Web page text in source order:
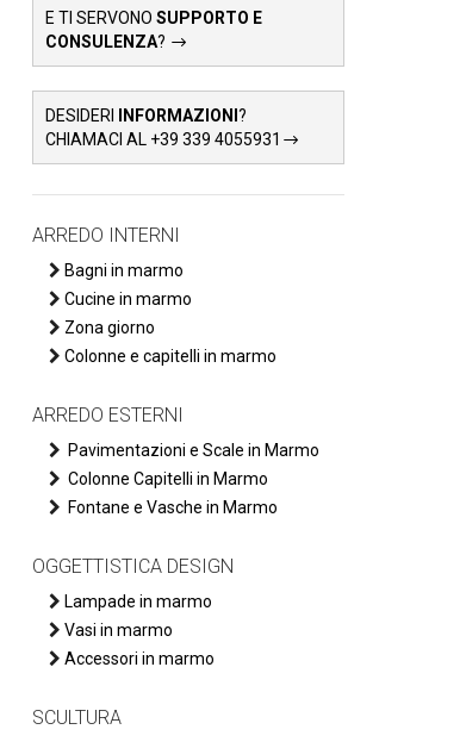
E TI SERVONO SUPPORTO E
CONSULENZA?
DESIDERI INFORMAZIONI ?
CHIAMACI AL +39 339 4055931
ARREDO INTERNI
Bagni in marmo
Cucine in marmo
Zona giorno
Colonne e capitelli in marmo
ARREDO ESTERNI
Pavimentazioni e Scale in Marmo
Colonne Capitelli in Marmo
Fontane e Vasche in Marmo
OGGETTISTICA DESIGN
Lampade in marmo
Vasi in marmo
Accessori in marmo
SCULTURA